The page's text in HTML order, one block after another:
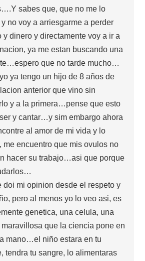
sabes que, que no me lo
no voy a arriesgarme a perder
y dinero y directamente voy a ir a
ya me estan buscando una
que no tarde mucho…
ya tengo un hijo de 8 años de
anterior que vino sin
y a la primera…pense que esto
y cantar…y sim embargo ahora
al amor de mi vida y lo
me encuentro que mis ovulos no
hacer su trabajo…asi que porque
doi mi opinion desde el respeto y
pero al menos yo lo veo asi, es
genetica, una celula, una
que la ciencia pone en
mano…el niño estara en tu
tendra tu sangre, lo alimentaras